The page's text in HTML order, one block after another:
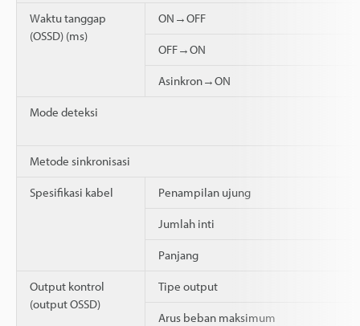
Waktu tanggap
(OSSD) (ms)
ON→OFF
OFF→ON
Asinkron→ON
Mode deteksi
Metode sinkronisasi
Spesifikasi kabel Penampilan ujung
Jumlah inti
Panjang
Output kontrol
(output OSSD)
Tipe output
Arus beban maksimum